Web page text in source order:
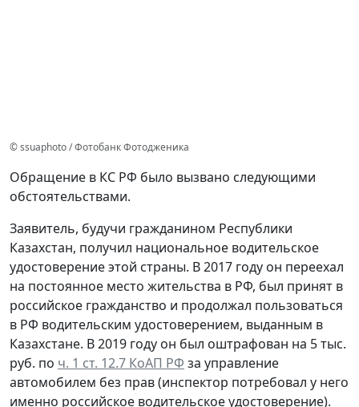
© ssuaphoto / Фотобанк Фотодженика
Обращение в КС РФ было вызвано следующими
обстоятельствами.
Заявитель, будучи гражданином Республики
Казахстан, получил национальное водительское
удостоверение этой страны. В 2017 году он переехал
на постоянное место жительства в РФ, был принят в
российское гражданство и продолжал пользоваться
в РФ водительским удостоверением, выданным в
Казахстане. В 2019 году он был оштрафован на 5 тыс.
руб. по ч. 1 ст. 12.7 КоАП РФ за управление
автомобилем без прав (инспектор потребовал у него
именно российское водительское удостоверение).